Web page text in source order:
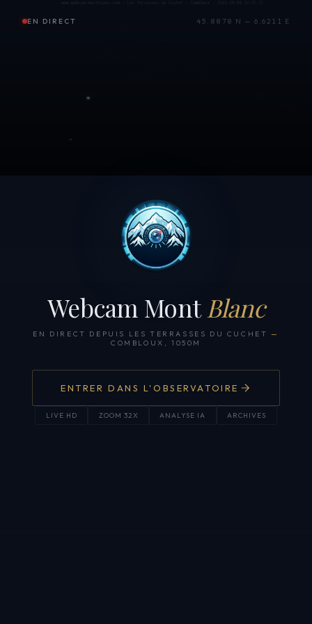
EN DIRECT 45.8878 N — 6.6211 E
Webcam Mont Blanc
EN DIRECT DEPUIS LES TERRASSES DU CUCHET —
COMBLOUX, 1050M
ENTRER DANS L'OBSERVATOIRE
LIVE HD ZOOM 32X ANALYSE IA ARCHIVES